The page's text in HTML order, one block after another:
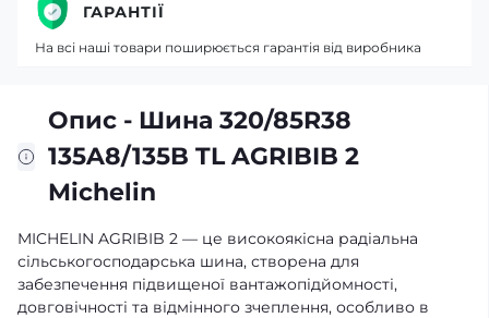
Опис - Шина 320/85R38
135A8/135B TL AGRIBIB 2
Michelin
MICHELIN AGRIBIB 2 — це високоякісна радіальна
сільськогосподарська шина, створена для
забезпечення підвищеної вантажопідйомності,
довговічності та відмінного зчеплення, особливо в
ГАРАНТІЇ
На всі наші товари поширюється гарантія від виробника